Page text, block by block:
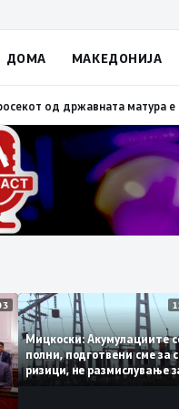
ДОМА МАКЕДОНИЈА
аларм се засилува, во
Мицкоски:
полни, подготвени сме
ризици, не
поскапување на струјата